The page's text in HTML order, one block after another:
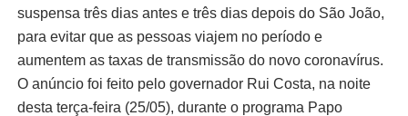
suspensa três dias antes e três dias depois do São João,
para evitar que as pessoas viajem no período e
aumentem as taxas de transmissão do novo coronavírus.
O anúncio foi feito pelo governador Rui Costa, na noite
desta terça-feira (25/05), durante o programa Papo